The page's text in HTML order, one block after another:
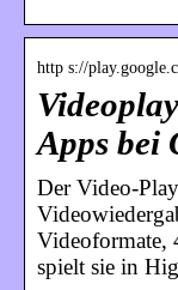
http s://
Apps bei
Der Video-
Videoformate,
spielt sie in